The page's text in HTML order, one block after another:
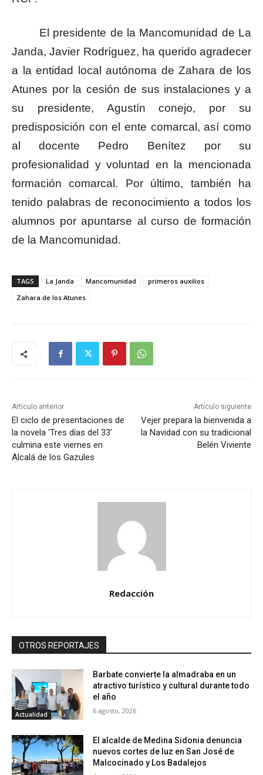
El presidente de la Mancomunidad de La
Janda, Javier Rodríguez, ha querido agradecer
a la entidad local autónoma de Zahara de los
Atunes por la cesión de sus instalaciones y a
su presidente, Agustín conejo, por su
predisposición con el ente comarcal, así como
al docente Pedro Benítez por su
profesionalidad y voluntad en la mencionada
formación comarcal. Por último, también ha
tenido palabras de reconocimiento a todos los
alumnos por apuntarse al curso de formación
de la Mancomunidad.
TAGS La Janda Mancomunidad
primeros auxilios
Zahara de los Atunes
Artículo anterior
El ciclo de presentaciones de
la novela ‘Tres días del 33’
culmina este viernes en
Alcalá de los Gazules
Artículo siguiente
Vejer prepara la bienvenida a
la Navidad con su tradicional
Belén Viviente
Redacción
OTROS REPORTAJES
Actualidad
Barbate convierte la almadraba en un
atractivo turístico y cultural durante todo
el año
6 agosto, 2026
El alcalde de Medina Sidonia denuncia
nuevos cortes de luz en San José de
Malcocinado y Los Badalejos